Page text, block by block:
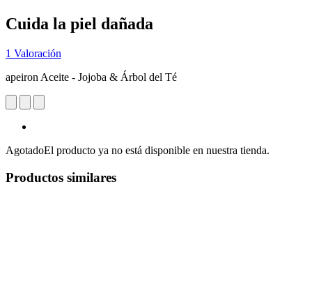
Cuida la piel dañada
1 Valoración
apeiron Aceite - Jojoba & Árbol del Té
AgotadoEl producto ya no está disponible en nuestra tienda.
Productos similares